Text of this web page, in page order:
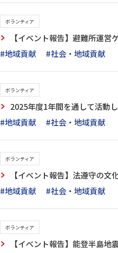
ボランティア
【イベント報告】避難所運営
#地域貢献
#社会・地域貢献
ボランティア
2025年度1年間を通して活動
#地域貢献
#社会・地域貢献
ボランティア
【イベント報告】法遵守の
#地域貢献
#社会・地域貢献
ボランティア
【イベント報告】能登半島